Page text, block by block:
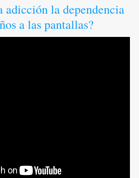
adicción la dependencia
a las pantallas?